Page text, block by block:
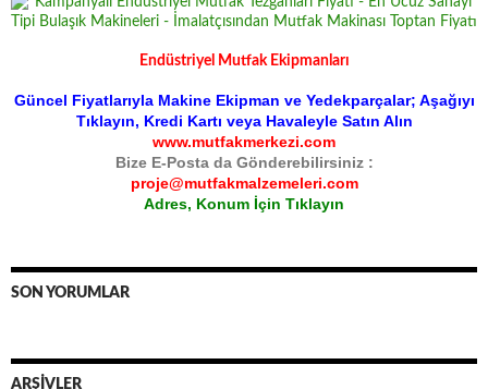
Endüstriyel Mutfak Ekipmanları
Güncel Fiyatlarıyla Makine Ekipman ve Yedekparçalar; Aşağıyı
Tıklayın, Kredi Kartı veya Havaleyle Satın Alın
www.mutfakmerkezi.com
Bize E-Posta da Gönderebilirsiniz :
proje@mutfakmalzemeleri.com
Adres, Konum İçin Tıklayın
SON YORUMLAR
ARŞIVLER